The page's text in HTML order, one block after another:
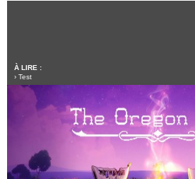
À LIRE :
› Test